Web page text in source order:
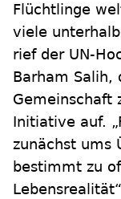
Flüchtlinge
viele
rief der UN-
Barham Salih,
Gemeinschaft
Initiative auf.
zunächst ums
bestimmt zu